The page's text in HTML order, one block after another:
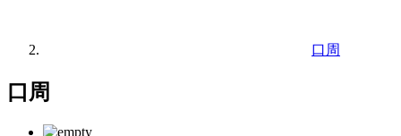
口周
口周